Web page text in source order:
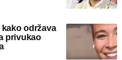
održava
privukao